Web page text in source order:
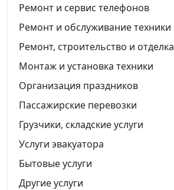
Ремонт и сервис телефонов
Ремонт и обслуживание техники
Ремонт, строительство и отделка
Монтаж и установка техники
Организация праздников
Пассажирские перевозки
Грузчики, складские услуги
Услуги эвакуатора
Бытовые услуги
Другие услуги